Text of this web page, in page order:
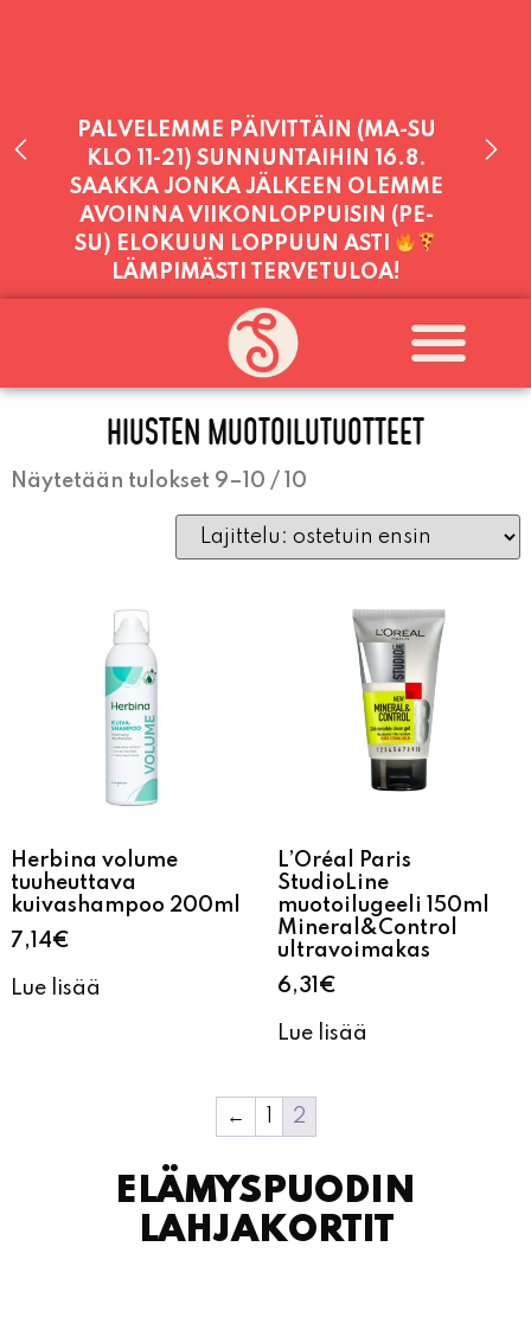
PALVELEMME PÄIVITTÄIN (MA-SU
KLO 11-21) SUNNUNTAIHIN 16.8.
SAAKKA JONKA JÄLKEEN OLEMME
AVOINNA VIIKONLOPPUISIN (PE-
SU) ELOKUUN LOPPUUN ASTI
LÄMPIMÄSTI TERVETULOA!
PALVELEMME TÄNÄÄN:
PERJANTAI11:00 - 21:00
HIUSTEN MUOTOILUTUOTTEET
Näytetään tulokset 9–10 / 10
Herbina volume
tuuheuttava
kuivashampoo 200ml
7,14€
Lue lisää
L’Oréal Paris
StudioLine
muotoilugeeli 150ml
Mineral&Control
ultravoimakas
6,31 €
Lue lisää
← 2
ELÄMYSPUODIN
LAHJAKORTIT